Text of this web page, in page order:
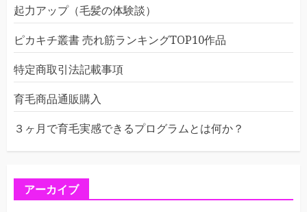
起力アップ（毛髪の体験談）
ピカキチ叢書 売れ筋ランキングTOP10作品
特定商取引法記載事項
育毛商品通販購入
３ヶ月で育毛実感できるプログラムとは何か？
アーカイブ